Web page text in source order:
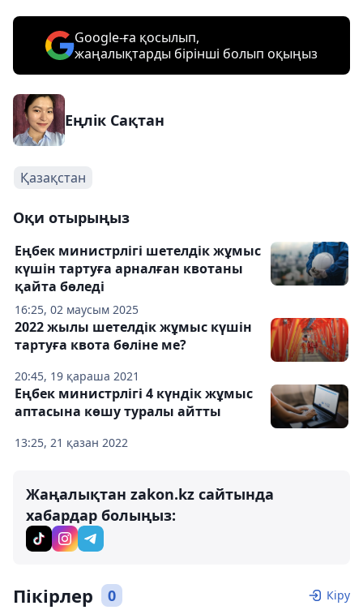
Google-ға қосылып,
жаңалықтарды бірінші болып оқыңыз
Еңлік Сақтан
Қазақстан
Оқи отырыңыз
16:25, 02 маусым 2025
Еңбек министрлігі шетелдік жұмыс
күшін тартуға арналған квотаны
қайта бөледі
20:45, 19 қараша 2021
2022 жылы шетелдік жұмыс күшін
тартуға квота бөліне ме?
13:25, 21 қазан 2022
Еңбек министрлігі 4 күндік жұмыс
аптасына көшу туралы айтты
Жаңалықтан zakon.kz сайтында
хабардар болыңыз:
Пікірлер 0 Кіру